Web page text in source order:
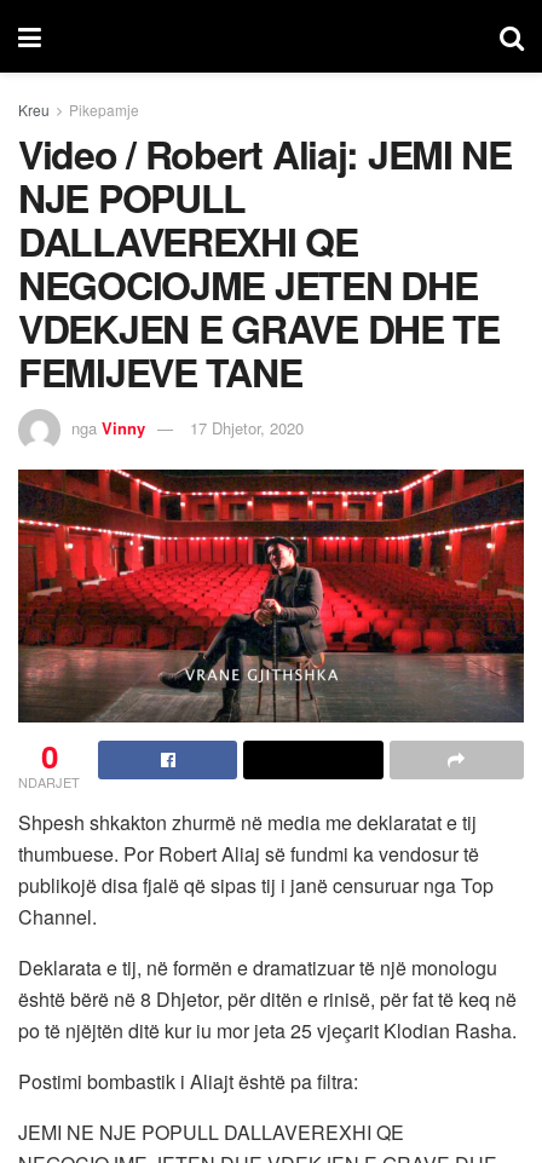
Kreu Pikepamje
Video / Robert Aliaj: JEMI NE
NJE POPULL
DALLAVEREXHI QE
NEGOCIOJME JETEN DHE
VDEKJEN E GRAVE DHE TE
FEMIJEVE TANE
nga Vinny 17 Dhjetor, 2020
0
NDARJET
Shpesh shkakton zhurmë në media me deklaratat e tij
thumbuese. Por Robert Aliaj së fundmi ka vendosur të
publikojë disa fjalë që sipas tij i janë censuruar nga Top
Channel.
Deklarata e tij, në formën e dramatizuar të një monologu
është bërë në 8 Dhjetor, për ditën e rinisë, për fat të keq në
po të njëjtën ditë kur iu mor jeta 25 vjeçarit Klodian Rasha.
Postimi bombastik i Aliajt është pa filtra:
JEMI NE NJE POPULL DALLAVEREXHI QE